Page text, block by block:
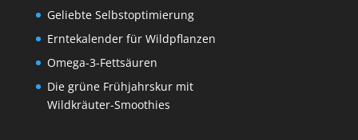
Geliebte Selbstoptimierung
Erntekalender für Wildpflanzen
Omega-3-Fettsäuren
Die grüne Frühjahrskur mit
Wildkräuter-Smoothies